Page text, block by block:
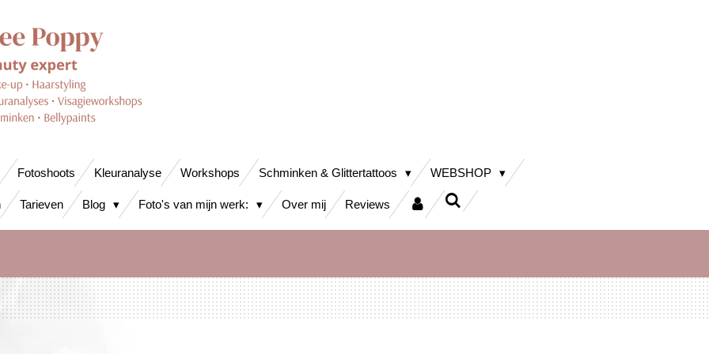
Fotoshoots Kleuranalyse Workshops Schminken & Glittertattoos WEBSHOP
Tarieven Blog Foto's van mijn werk: Over mij Reviews